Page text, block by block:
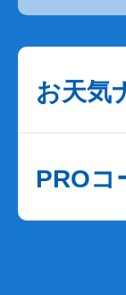
お天気
PROコ